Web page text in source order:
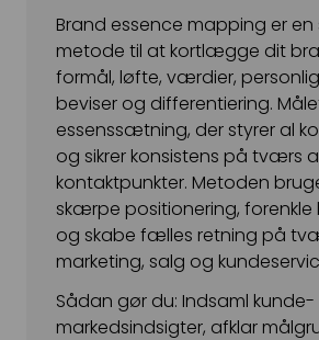
Programmatic SEO
FÅ KORTLAGT DIN AI
PAID SOCIAL
Meta annoncering
Snapchat annoncering
LinkedIn annoncering
Pinterest annoncering
Whitepapers
Brand essence mapping er en
metode til at kortlægge dit
formål, løfte, værdier,
beviser og differentiering.
essenssætning, der styrer al
og sikrer konsistens på tværs
kontaktpunkter. Metoden
skærpe positionering, forenkle
og skabe fælles retning på
marketing, salg og
Sådan gør du: Indsaml
markedsindsigter, afklar